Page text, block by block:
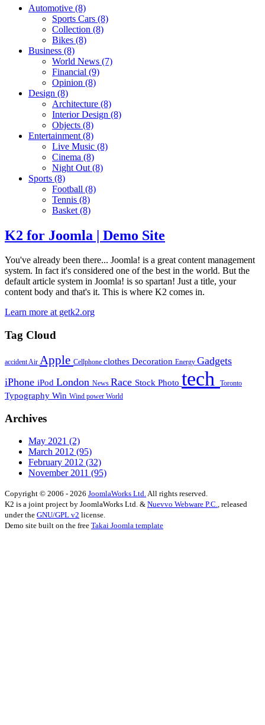
Automotive (8)
Sports Cars (8)
Collection (8)
Bikes (8)
Business (8)
World News (7)
Financial (9)
Opinion (8)
Design (8)
Architecture (8)
Interior Design (8)
Objects (8)
Entertainment (8)
Live Music (8)
Cinema (8)
Night Out (8)
Sports (8)
Football (8)
Tennis (8)
Basket (8)
K2 for Joomla | Demo Site
You've already been there... Joomla! is a great content management
system. In fact it's considered one of the best in the world. But the
default article system in Joomla! is so spartan! Just a title, your
content body and that's it. This is where K2 comes in.
Learn more at getk2.org
Tag Cloud
accidentAir Apple Cellphone clothes Decoration Energy Gadgets
iPhone iPod London News Race Stock Photo tech Toronto
Typography Win Wind power World
Archives
May 2021 (2)
March 2012 (95)
February 2012 (32)
November 2011 (95)
Copyright © 2006 - 2026 JoomlaWorks Ltd.All rights reserved.
K2 is a joint project by JoomlaWorks Ltd. & Nuevvo Webware P.C., released
under the GNU/GPL v2 license.
Demo site built on the free Takai Joomla template